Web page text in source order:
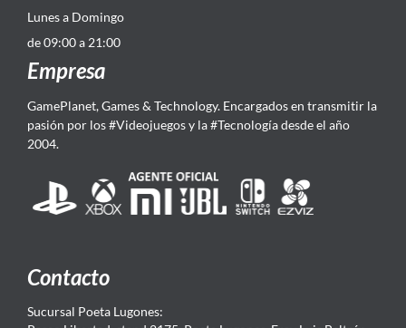
Lunes a Domingo
de 09:00 a 21:00
Empresa
GamePlanet, Games & Technology. Encargados en transmitir la
pasión por los #Videojuegos y la #Tecnología desde el año
2004.
Contacto
Sucursal Poeta Lugones: